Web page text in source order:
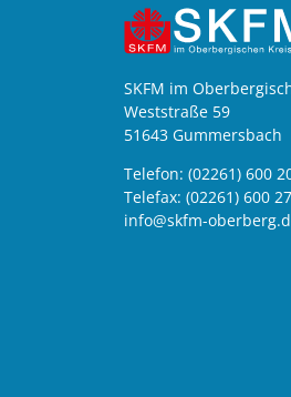
SKFM im
Weststraße 59
51643 Gummersbach
Telefon: (02261) 600
Telefax: (02261) 600 27
info@skfm-